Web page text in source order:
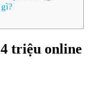
triệu online